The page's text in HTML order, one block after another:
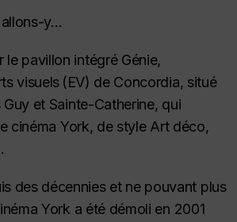
allons-y…
le pavillon intégré Génie,
visuels (EV) de Concordia, situé
Guy et Sainte-Catherine, qui
cinéma York, de style Art déco,
des décennies et ne pouvant plus
York a été démoli en 2001